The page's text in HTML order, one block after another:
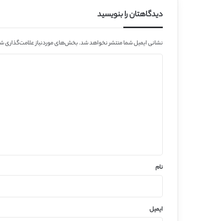
دیدگاهتان را بنویسید
نشانی ایمیل شما منتشر نخواهد شد.بخش‌های موردنیاز علامت‌گذاری
نام
ایمیل